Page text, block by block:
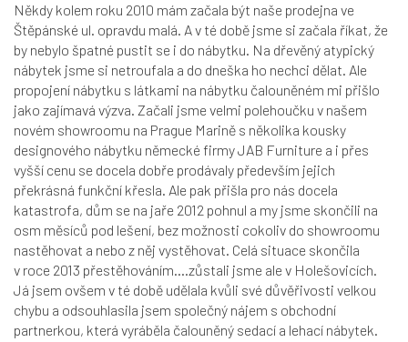
Někdy kolem roku 2010 mám začala být naše prodejna ve
Štěpánské ul. opravdu malá. A v té době jsme si začala říkat, že
by nebylo špatné pustit se i do nábytku. Na dřevěný atypický
nábytek jsme si netroufala a do dneška ho nechci dělat. Ale
propojení nábytku s látkami na nábytku čalouněném mi přišlo
jako zajímavá výzva. Začali jsme velmi polehoučku v našem
novém showroomu na Prague Marině s několika kousky
designového nábytku německé firmy JAB Furniture a i přes
vyšší cenu se docela dobře prodávaly především jejich
překrásná funkční křesla. Ale pak přišla pro nás docela
katastrofa, dům se na jaře 2012 pohnul a my jsme skončili na
osm měsíců pod lešení, bez možnosti cokoliv do showroomu
nastěhovat a nebo z něj vystěhovat. Celá situace skončila
v roce 2013 přestěhováním….zůstali jsme ale v Holešovicích.
Já jsem ovšem v té době udělala kvůli své důvěřivosti velkou
chybu a odsouhlasila jsem společný nájem s obchodní
partnerkou, která vyráběla čalouněný sedací a lehací nábytek.